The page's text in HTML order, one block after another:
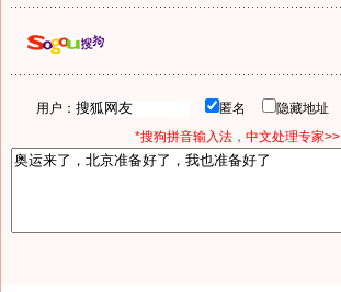
用户： 匿名 隐藏地址
*搜狗拼音输入法，中文处理专家>>